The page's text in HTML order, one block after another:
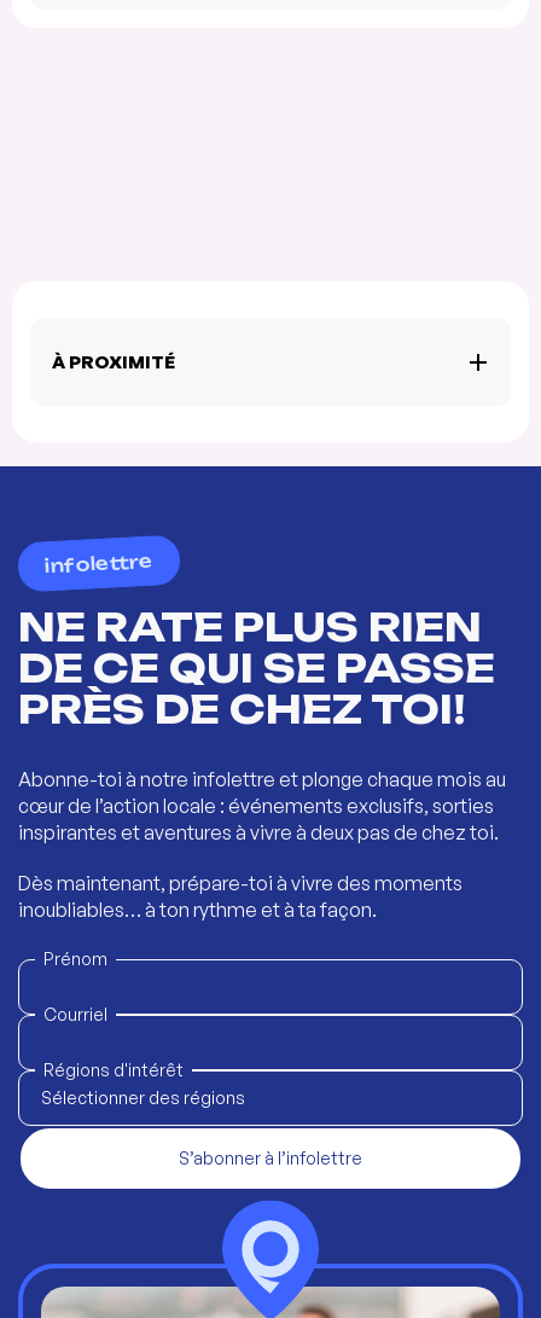
À PROXIMITÉ
infolettre
NE RATE PLUS RIEN
DE CE QUI SE PASSE
PRÈS DE CHEZ TOI!
Abonne-toi à notre infolettre et plonge chaque mois au
cœur de l’action locale : événements exclusifs, sorties
inspirantes et aventures à vivre à deux pas de chez toi.
Dès maintenant, prépare-toi à vivre des moments
inoubliables… à ton rythme et à ta façon.
Prénom
Courriel
Régions d'intérêt
Sélectionner des régions
S’abonner à l’infolettre